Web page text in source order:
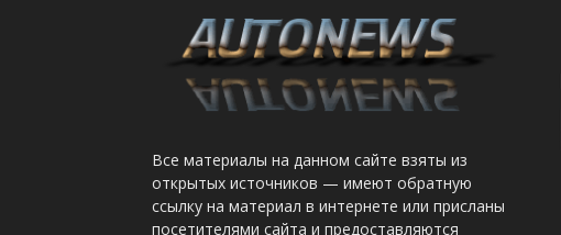
Все материалы на данном сайте взяты из
открытых источников — имеют обратную
ссылку на материал в интернете или присланы
посетителями сайта и предоставляются